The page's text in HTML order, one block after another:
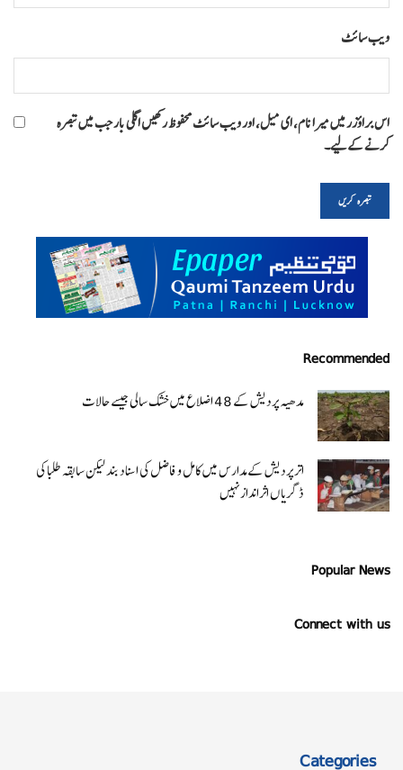
ویب‌ سائٹ
اس براؤزر میں میرا نام، ای میل، اور ویب سائٹ محفوظ رکھیں اگلی بار جب میں تبصرہ
کرنے کےلیے۔
Recommended
مدھیہ پردیش کے 48 اضلاع میں خشک سالی جیسے حالات
اتر پردیش کےمدارس میں کامل و فاضل کی اسناد بند لیکن سابقہ طلبا کی
ڈگریا ں اثرانداز نہیں
Popular News
Connect with us
Categories